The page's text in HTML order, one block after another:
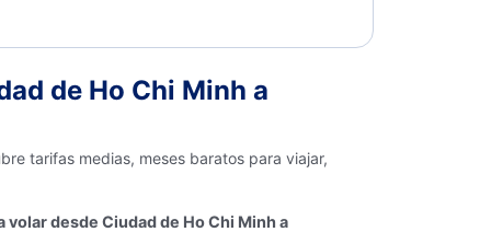
de Ho Chi Minh a
tarifas medias, meses baratos para viajar,
volar desde Ciudad de Ho Chi Minh a